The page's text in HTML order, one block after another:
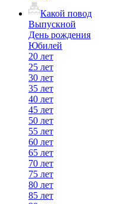
Какой повод
Выпускной
День рождения
Юбилей
20 лет
25 лет
30 лет
35 лет
40 лет
45 лет
50 лет
55 лет
60 лет
65 лет
70 лет
75 лет
80 лет
85 лет